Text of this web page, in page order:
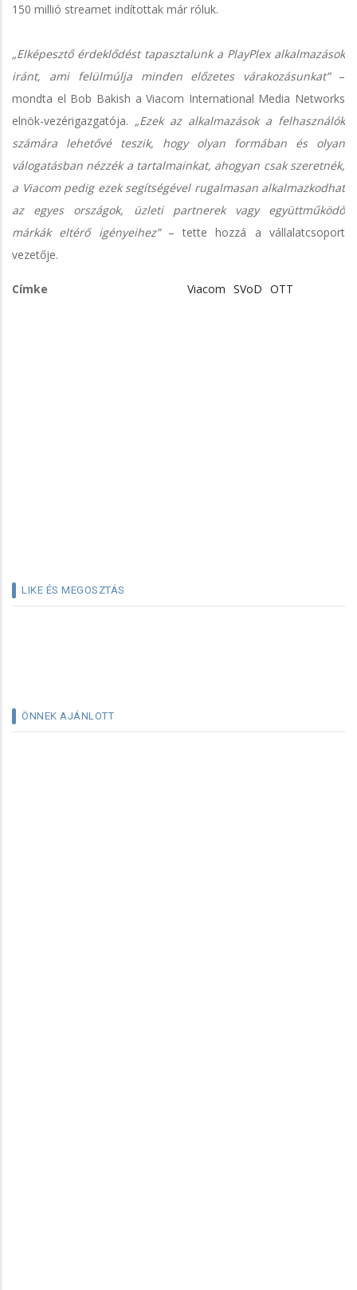
150 millió streamet indítottak már róluk.
„Elképesztő érdeklődést tapasztalunk a PlayPlex alkalmazások
iránt, ami felülmúlja minden előzetes várakozásunkat”–
mondta el Bob Bakish a Viacom International Media Networks
elnök-vezérigazgatója. „Ezek az alkalmazások a felhasználók
számára lehetővé teszik, hogy olyan formában és olyan
válogatásban nézzék a tartalmainkat, ahogyan csak szeretnék,
a Viacom pedig ezek segítségével rugalmasan alkalmazkodhat
az egyes országok, üzleti partnerek vagy együttműködő
márkák eltérő igényeihez”– tette hozzá a vállalatcsoport
vezetője.
Címke Viacom SVoD OTT
LIKE ÉS MEGOSZTÁS
ÖNNEK AJÁNLOTT